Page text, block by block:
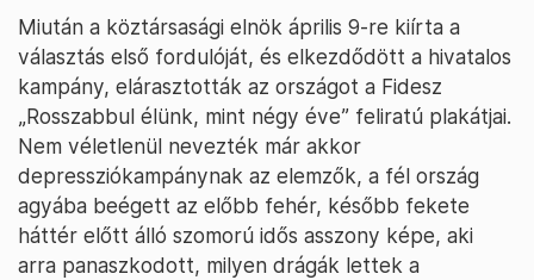
Miután a köztársasági elnök április 9-re kiírta a
választás első fordulóját, és elkezdődött a hivatalos
kampány, elárasztották az országot a Fidesz
„Rosszabbul élünk, mint négy éve” feliratú plakátjai.
Nem véletlenül nevezték már akkor
depressziókampánynak az elemzők, a fél ország
agyába beégett az előbb fehér, később fekete
háttér előtt álló szomorú idős asszony képe, aki
arra panaszkodott, milyen drágák lettek a